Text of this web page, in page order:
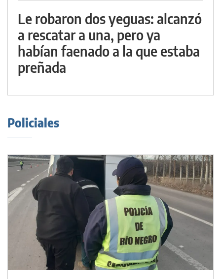
Le robaron dos yeguas: alcanzó
a rescatar a una, pero ya
habían faenado a la que estaba
preñada
Policiales